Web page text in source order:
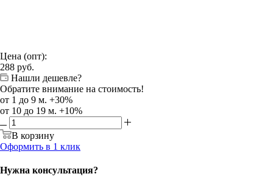
Цена (опт):
288 руб.
Нашли дешевле?
Обратите внимание на стоимость!
от 1 до 9 м. +30%
от 10 до 19 м. +10%
В корзину
Оформить в 1 клик
Нужна консультация?